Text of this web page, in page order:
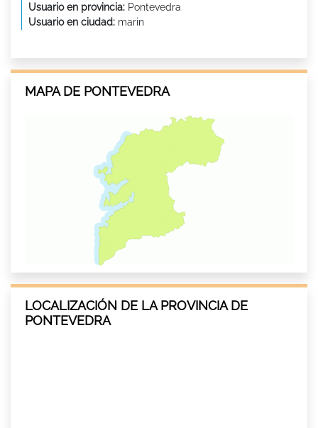
Usuario en provincia: Pontevedra
Usuario en ciudad: marin
MAPA DE PONTEVEDRA
LOCALIZACIÓN DE LA PROVINCIA DE
PONTEVEDRA